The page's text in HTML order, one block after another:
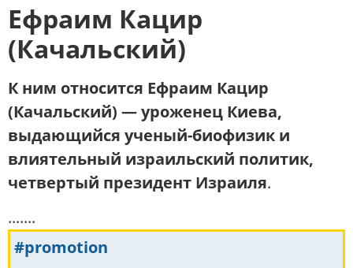
Ефраим Кацир
(Качальский)
К ним относится Ефраим Кацир
(Качальский) — уроженец Киева,
выдающийся ученый-биофизик и
влиятельный израильский политик,
четвертый президент Израиля.
.......
#promotion